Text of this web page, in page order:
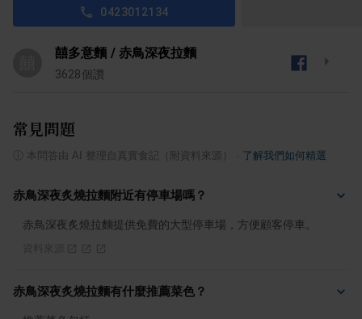
0423012134
囍多意麵 / 赤鳥深夜拉麵
3628個讚
常見問題
本問答由 AI 整理自真實食記（附資料來源） 了解我們如何精選
赤鳥深夜炙燒拉麵附近有停車場嗎？
赤鳥深夜炙燒拉麵提供免費的大型停車場，方便顧客停車。
赤鳥深夜炙燒拉麵有什麼推薦菜色？